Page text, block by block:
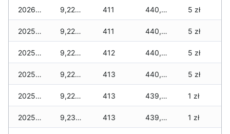
2026-01-01 9,225 zł 411 440,515 zł 5 zł
2025-12-31 9,225 zł 411 440,465 zł 5 zł
2025-12-30 9,225 zł 412 440,315 zł 5 zł
2025-12-29 9,225 zł 413 440,220 zł 5 zł
2025-12-28 9,225 zł 413 439,860 zł 1 zł
2025-12-27 9,235 zł 413 439,615 zł 1 zł